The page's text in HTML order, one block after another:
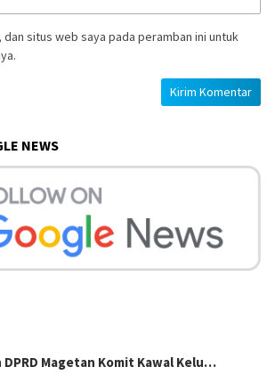
dan situs web saya pada peramban ini untuk
NEWS
DPRD Magetan Komit Kawal Kelu…